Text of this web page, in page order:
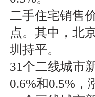
二手住宅销售
点。其中，北
圳持平。
31个二线城市
0.6%和0.5%，